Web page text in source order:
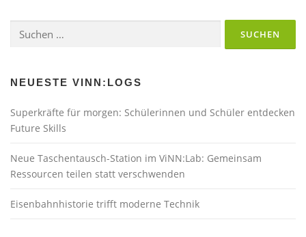
nach:
NEUESTE VINN:LOGS
Superkräfte für morgen: Schülerinnen und Schüler entdecken
Future Skills
Neue Taschentausch-Station im ViNN:Lab: Gemeinsam
Ressourcen teilen statt verschwenden
Eisenbahnhistorie trifft moderne Technik